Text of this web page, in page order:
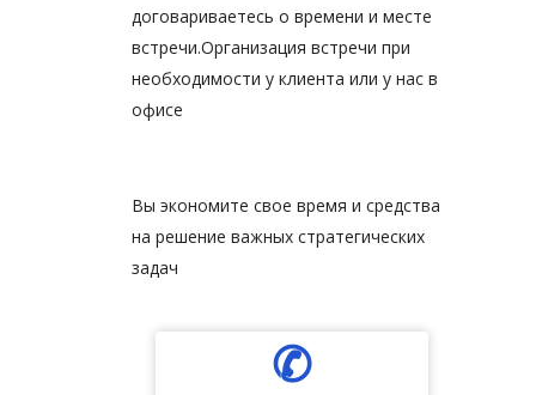
договариваетесь о времени и месте
встречи.Организация встречи при
необходимости у клиента или у нас в
офисе
Вы экономите свое время и средства
на решение важных стратегических
задач
✆